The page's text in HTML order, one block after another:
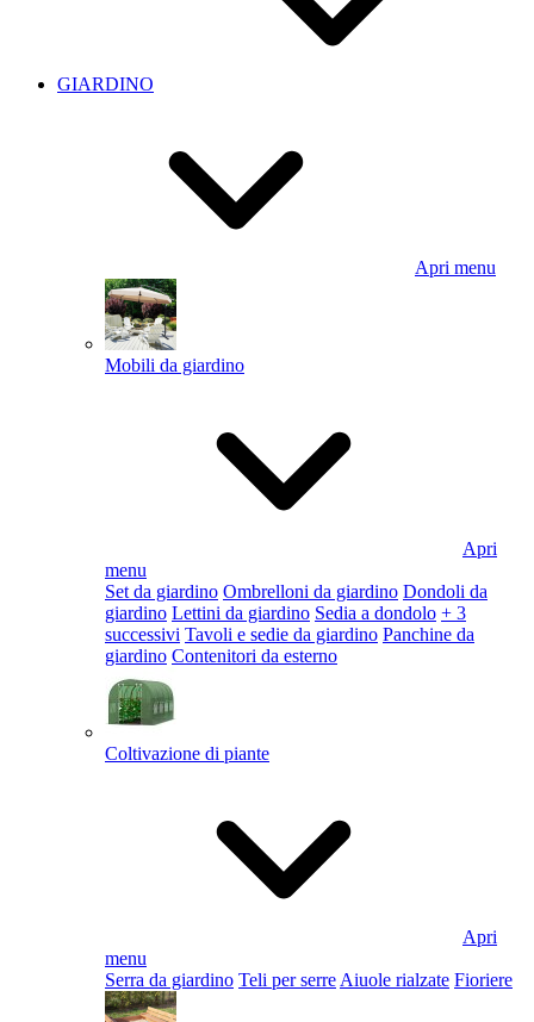
GIARDINO
Apri menu
Mobili da giardino
Apri
menu
Set da giardino Ombrelloni da giardino Dondoli da
giardino Lettini da giardino Sedia a dondolo + 3
successivi Tavoli e sedie da giardino Panchine da
giardino Contenitori da esterno
Coltivazione di piante
Apri
menu
Serra da giardino Teli per serre Aiuole rialzate Fioriere